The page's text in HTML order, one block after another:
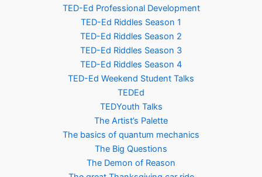
TED-Ed Professional Development
TED-Ed Riddles Season 1
TED-Ed Riddles Season 2
TED-Ed Riddles Season 3
TED-Ed Riddles Season 4
TED-Ed Weekend Student Talks
TEDEd
TEDYouth Talks
The Artist’s Palette
The basics of quantum mechanics
The Big Questions
The Demon of Reason